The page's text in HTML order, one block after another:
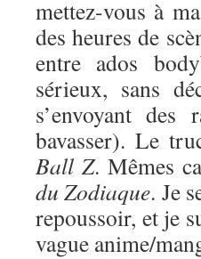
mettez-vous à
des heures de
entre ados
sérieux, sans
s’envoyant
bavasser). Le
Ball Z. Mêmes
du Zodiaque. Je
repoussoir, et je
vague anime/